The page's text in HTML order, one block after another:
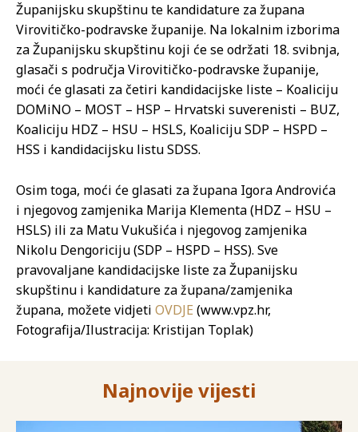
Županijsku skupštinu te kandidature za župana
Virovitičko-podravske županije. Na lokalnim izborima
za Županijsku skupštinu koji će se održati 18. svibnja,
glasači s područja Virovitičko-podravske županije,
moći će glasati za četiri kandidacijske liste – Koaliciju
DOMiNO – MOST – HSP – Hrvatski suverenisti – BUZ,
Koaliciju HDZ – HSU – HSLS, Koaliciju SDP – HSPD –
HSS i kandidacijsku listu SDSS.
Osim toga, moći će glasati za župana Igora Androvića
i njegovog zamjenika Marija Klementa (HDZ – HSU –
HSLS) ili za Matu Vukušića i njegovog zamjenika
Nikolu Dengoriciju (SDP – HSPD – HSS). Sve
pravovaljane kandidacijske liste za Županijsku
skupštinu i kandidature za župana/zamjenika
župana, možete vidjeti OVDJE (www.vpz.hr,
Fotografija/Ilustracija: Kristijan Toplak)
Najnovije vijesti